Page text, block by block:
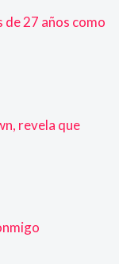
de 27 años como
revela que